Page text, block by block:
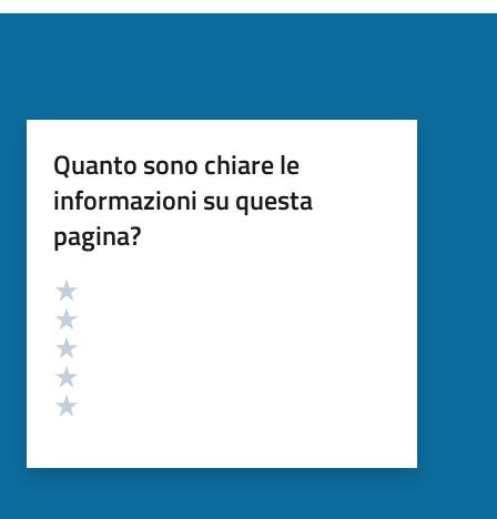
Quanto sono chiare le
informazioni su questa
pagina?
Valutazione